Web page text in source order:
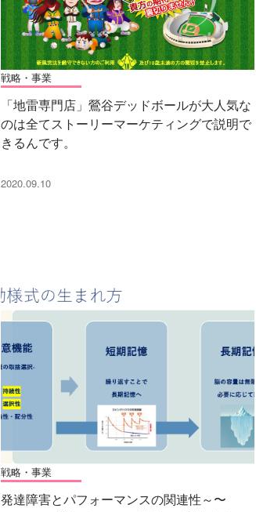
戦略・事業
「地雷専門店」鶯谷デッドボールが大人気な
のは全てストーリーマーケティングで説明で
きるんです。
2020.09.10
戦略・事業
発達障害とパフォーマンスの関連性～〜